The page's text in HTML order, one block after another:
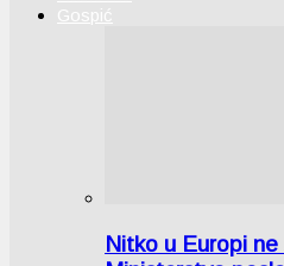
Gospić
Nitko u Europi